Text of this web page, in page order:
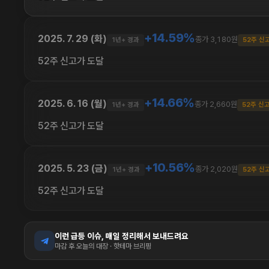
2025. 7. 29 (화) 1년+ 경과 +14.59%종가 3,180원 52주 신
52주 신고가 도달
2025. 6. 16 (월) 1년+ 경과 +14.66%종가 2,660원 52주 신
52주 신고가 도달
2025. 5. 23 (금) 1년+ 경과 +10.56%종가 2,020원 52주 신
52주 신고가 도달
이런 급등 이슈, 매일 정리해서 보내드려요
마감 후 오늘의 대장 · 핫테마 브리핑